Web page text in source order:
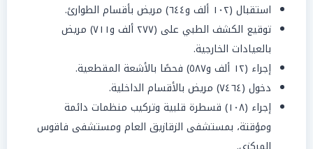
استقبال (١٠٢ ألف و٦٤٤) مريض بأقسام الطوارئ.
توقيع الكشف الطبي على (٢٧٧ ألف و٧١١) مريض
بالعيادات الخارجية.
إجراء (١٢ ألف و٥٨٧) فحصًا بالأشعة المقطعية.
دخول (٧٤٦٤) مريض بالأقسام الداخلية.
إجراء (١٠٨) قسطرة قلبية وتركيب منظمات دائمة
ومؤقتة، بمستشفى الزقازيق العام ومستشفى فاقوس